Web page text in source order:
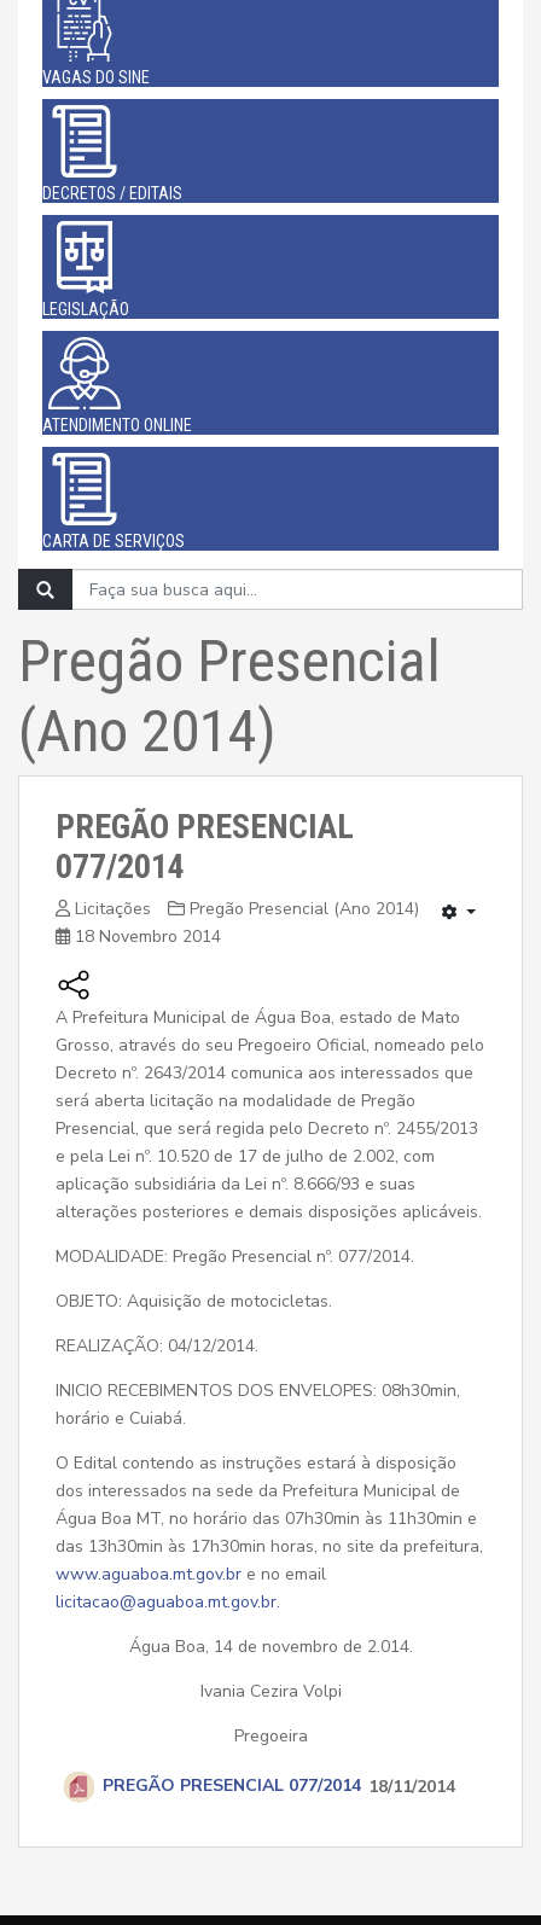
VAGAS DO SINE
DECRETOS / EDITAIS
LEGISLAÇÃO
ATENDIMENTO ONLINE
CARTA DE SERVIÇOS
Pregão Presencial
(Ano 2014)
PREGÃO PRESENCIAL
077/2014
Licitações
Pregão Presencial (Ano 2014)
18 Novembro 2014
A Prefeitura Municipal de Água Boa, estado de Mato
Grosso, através do seu Pregoeiro Oficial, nomeado pelo
Decreto nº. 2643/2014 comunica aos interessados que
será aberta licitação na modalidade de Pregão
Presencial, que será regida pelo Decreto nº. 2455/2013
e pela Lei nº. 10.520 de 17 de julho de 2.002, com
aplicação subsidiária da Lei nº. 8.666/93 e suas
alterações posteriores e demais disposições aplicáveis.
MODALIDADE: Pregão Presencial nº. 077/2014.
OBJETO: Aquisição de motocicletas.
REALIZAÇÃO: 04/12/2014.
INICIO RECEBIMENTOS DOS ENVELOPES: 08h30min,
horário e Cuiabá.
O Edital contendo as instruções estará à disposição
dos interessados na sede da Prefeitura Municipal de
Água Boa MT, no horário das 07h30min às 11h30min e
das 13h30min às 17h30min horas, no site da prefeitura,
www.aguaboa.mt.gov.br e no email
licitacao@aguaboa.mt.gov.br.
Água Boa, 14 de novembro de 2.014.
Ivania Cezira Volpi
Pregoeira
PREGÃO PRESENCIAL 077/2014 18/11/2014